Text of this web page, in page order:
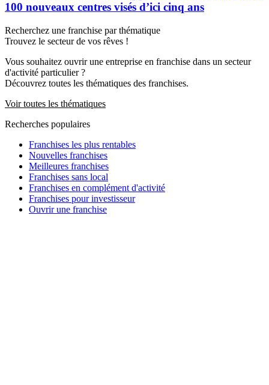
100 nouveaux centres visés d’ici cinq ans
Recherchez une franchise par thématique
Trouvez le secteur de vos rêves !
Vous souhaitez ouvrir une entreprise en franchise dans un secteur
d'activité particulier ?
Découvrez toutes les thématiques des franchises.
Voir toutes les thématiques
Recherches populaires
Franchises les plus rentables
Nouvelles franchises
Meilleures franchises
Franchises sans local
Franchises en complément d'activité
Franchises pour investisseur
Ouvrir une franchise